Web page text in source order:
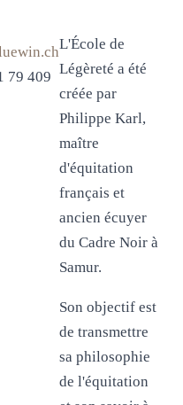
79 409
L'École de
Légèreté a été
créée par
Philippe Karl,
maître
d'équitation
français et
ancien écuyer
du Cadre Noir à
Samur.
Son objectif est
de transmettre
sa philosophie
de l'équitation